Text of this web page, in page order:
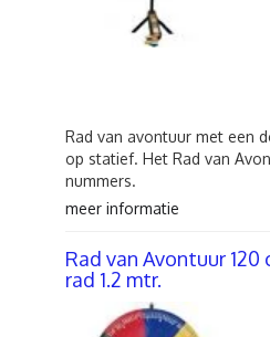
Rad van avontuur met een
op statief. Het Rad van
nummers.
meer informatie
Rad van Avontuur
rad 1.2 mtr.